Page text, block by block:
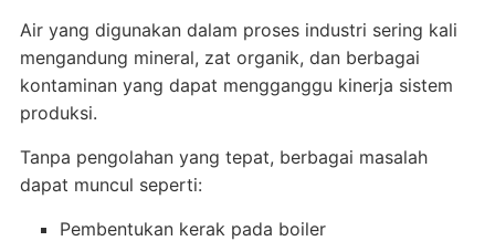
Air yang digunakan dalam proses industri sering kali
mengandung mineral, zat organik, dan berbagai
kontaminan yang dapat mengganggu kinerja sistem
produksi.
Tanpa pengolahan yang tepat, berbagai masalah
dapat muncul seperti:
Pembentukan kerak pada boiler